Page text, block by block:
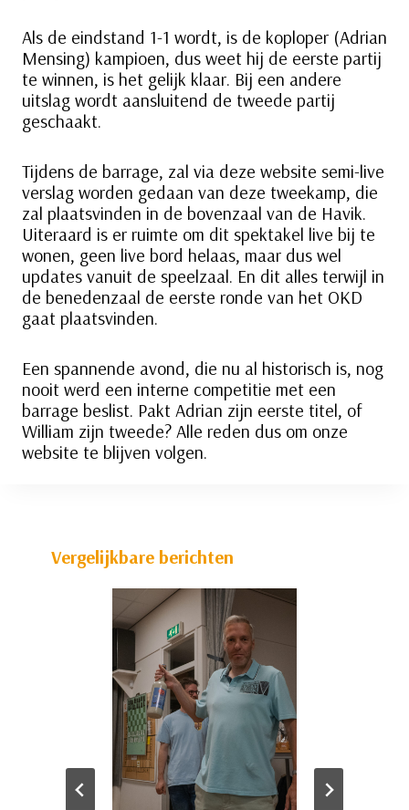
Als de eindstand 1-1 wordt, is de koploper (Adrian
Mensing) kampioen, dus weet hij de eerste partij
te winnen, is het gelijk klaar. Bij een andere
uitslag wordt aansluitend de tweede partij
geschaakt.
Tijdens de barrage, zal via deze website semi-live
verslag worden gedaan van deze tweekamp, die
zal plaatsvinden in de bovenzaal van de Havik.
Uiteraard is er ruimte om dit spektakel live bij te
wonen, geen live bord helaas, maar dus wel
updates vanuit de speelzaal. En dit alles terwijl in
de benedenzaal de eerste ronde van het OKD
gaat plaatsvinden.
Een spannende avond, die nu al historisch is, nog
nooit werd een interne competitie met een
barrage beslist. Pakt Adrian zijn eerste titel, of
William zijn tweede? Alle reden dus om onze
website te blijven volgen.
Vergelijkbare berichten